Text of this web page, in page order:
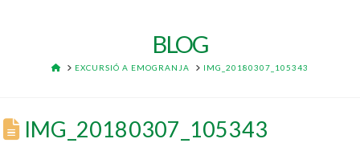
BLOG
HOMEEXCURSIÓ A EMOGRANJA IMG_20180307_105343
IMG_20180307_105343